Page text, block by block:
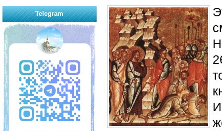
Telegram